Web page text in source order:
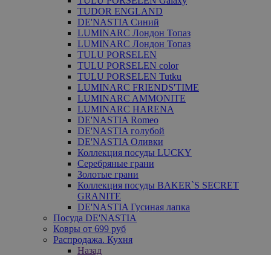
TUDOR ENGLAND
DE'NASTIA Синий
LUMINARC Лондон Топаз
LUMINARC Лондон Топаз
TULU PORSELEN
TULU PORSELEN color
TULU PORSELEN Tutku
LUMINARC FRIENDS'TIME
LUMINARC AMMONITE
LUMINARC HARENA
DE'NASTIA Romeo
DE'NASTIA голубой
DE'NASTIA Оливки
Коллекция посуды LUCKY
Серебряные грани
Золотые грани
Коллекция посуды BAKER`S SECRET
GRANITE
DE'NASTIA Гусиная лапка
Посуда DE'NASTIA
Ковры от 699 руб
Распродажа. Кухня
Назад